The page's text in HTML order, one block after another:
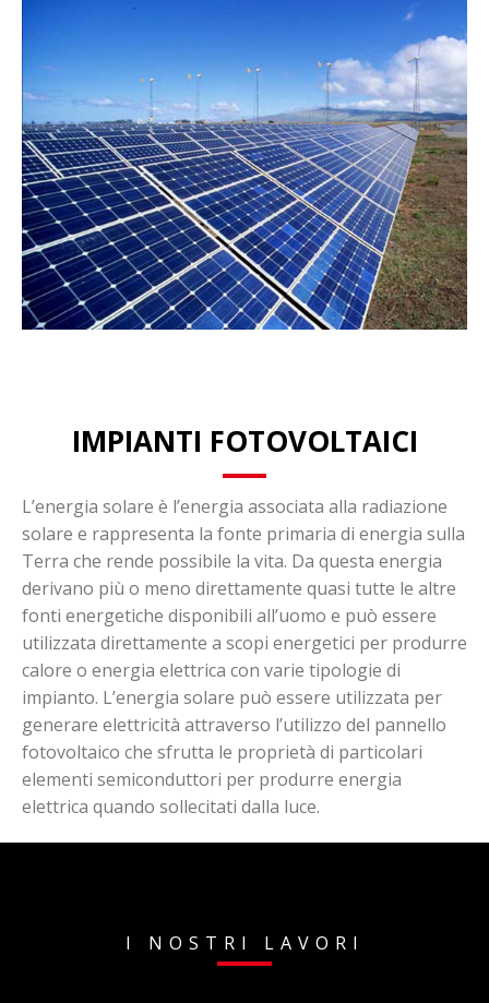
IMPIANTI FOTOVOLTAICI
L’energia solare è l’energia associata alla radiazione
solare e rappresenta la fonte primaria di energia sulla
Terra che rende possibile la vita. Da questa energia
derivano più o meno direttamente quasi tutte le altre
fonti energetiche disponibili all’uomo e può essere
utilizzata direttamente a scopi energetici per produrre
calore o energia elettrica con varie tipologie di
impianto. L’energia solare può essere utilizzata per
generare elettricità attraverso l’utilizzo del pannello
fotovoltaico che sfrutta le proprietà di particolari
elementi semiconduttori per produrre energia
elettrica quando sollecitati dalla luce.
I NOSTRI LAVORI